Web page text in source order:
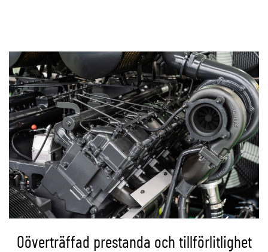
Oöverträffad prestanda och tillförlitlighet